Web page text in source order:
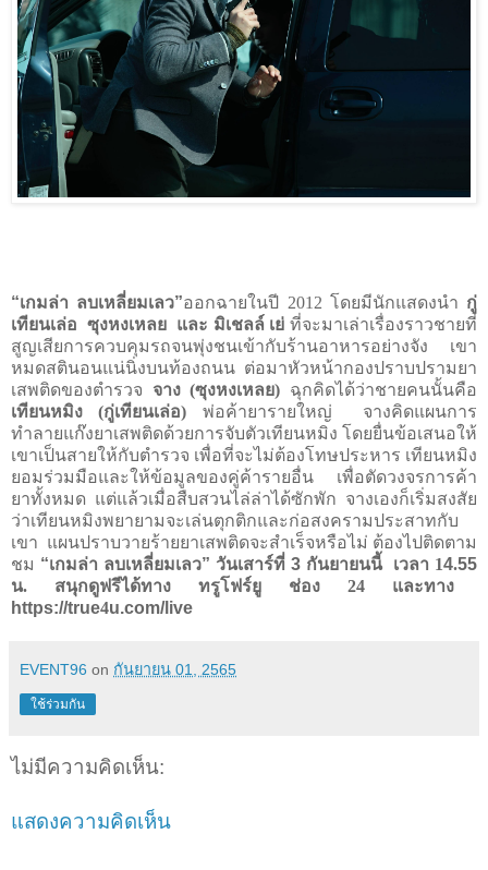
“เกมล่า ลบเหลี่ยมเลว”ออกฉายในปี 2012 โดยมีนักแสดงนำ กู่
เทียนเล่อ ซุงหงเหลย และ มิเชลล์ เย่ ที่จะมาเล่าเรื่องราวชายที่
สูญเสียการควบคุมรถจนพุ่งชนเข้ากับร้านอาหารอย่างจัง เขา
หมดสตินอนแน่นิ่งบนท้องถนน ต่อมาหัวหน้ากองปราบปรามยา
เสพติดของตำรวจ จาง (ซุงหงเหลย) ฉุกคิดได้ว่าชายคนนั้นคือ
เทียนหมิง (กู่เทียนเล่อ) พ่อค้ายารายใหญ่
จางคิดแผนการ
ทำลายแก๊งยาเสพติดด้วยการจับตัวเทียนหมิง โดยยื่นข้อเสนอให้
เขาเป็นสายให้กับตำรวจ เพื่อที่จะไม่ต้องโทษประหาร เทียนหมิง
ยอมร่วมมือและให้ข้อมูลของคู่ค้ารายอื่น
เพื่อตัดวงจรการค้า
ยาทั้งหมด แต่แล้วเมื่อสืบสวนไล่ล่าได้ซักพัก จางเองก็เริ่มสงสัย
ว่าเทียนหมิงพยายามจะเล่นตุกติกและก่อสงครามประสาทกับ
เขา แผนปราบวายร้ายยาเสพติดจะสำเร็จหรือไม่ ต้องไปติดตาม
ชม “เกมล่า ลบเหลี่ยมเลว” วันเสาร์ที่ 3 กันยายนนี้ เวลา 14.55
น. สนุกดูฟรีได้ทาง ทรูโฟร์ยู ช่อง 24 และทาง
https://true4u.com/live
EVENT96 on กันยายน 01, 2565
ใช้ร่วมกัน
ไม่มีความคิดเห็น:
แสดงความคิดเห็น